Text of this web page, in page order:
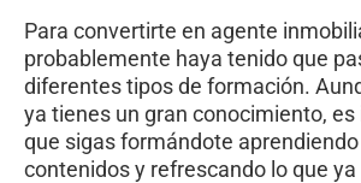
Para convertirte en agente
probablemente haya tenido que
diferentes tipos de formación.
ya tienes un gran conocimiento,
que sigas formándote
contenidos y refrescando lo que